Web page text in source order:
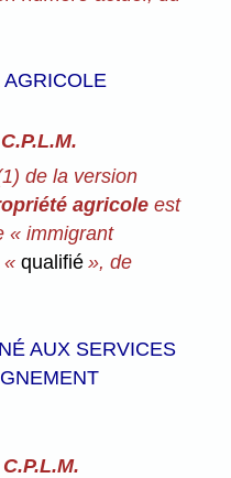
C.P.L.M.
de la version
agricoleest
« immigrant
« qualifié», de
AUX SERVICES
C.P.L.M.